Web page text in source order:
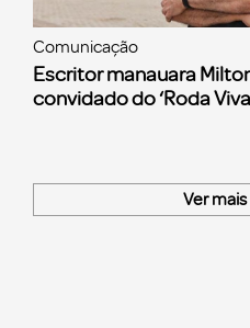
Comunicação
Escritor manauara
convidado do ‘Roda
Ver